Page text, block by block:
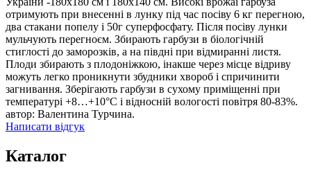
отримують при внесенні в лунку під час посіву 6 кг перегною,
два стакани попелу і 50г суперфосфату. Після посіву лунки
мульчують перегноєм. Збирають гарбузи в біологічній
стиглості до заморозків, а на півдні при відмиранні листя.
Плоди збирають з плодоніжкою, інакше через місце відриву
можуть легко проникнути збудники хвороб і спричинити
загнивання. Зберігають гарбузи в сухому приміщенні при
температурі +8…+10°С і відносній вологості повітря 80-83%.
автор: Валентина Турчина.
Написати відгук
Каталог